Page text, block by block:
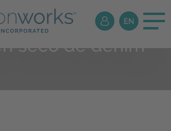
seco de denim